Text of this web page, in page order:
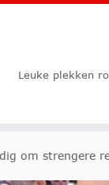
Leuke plekken
om strengere